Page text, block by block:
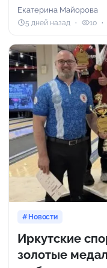
Екатерина Майорова
5 дней назад 10
Новости
Иркутские
золотые